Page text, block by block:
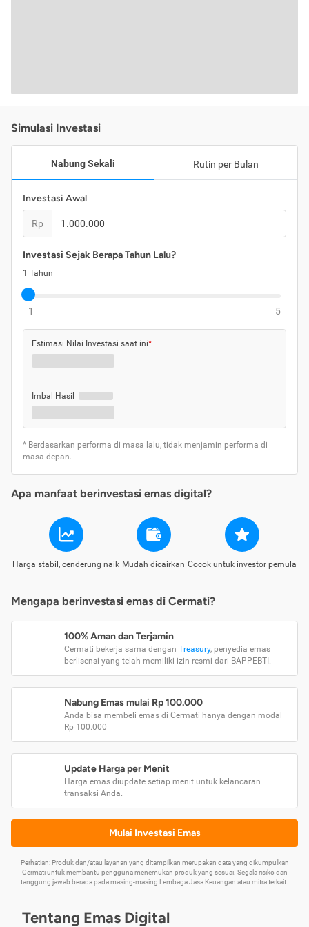
Simulasi Investasi
Nabung Sekali Rutin per Bulan
Investasi Awal
Rp
Investasi Sejak Berapa Tahun Lalu?
1 Tahun
1 5
Estimasi Nilai Investasi saat ini*
Imbal Hasil
* Berdasarkan performa di masa lalu, tidak menjamin performa di
masa depan.
Apa manfaat berinvestasi emas digital?
Harga stabil, cenderung naik Mudah dicairkan Cocok untuk investor pemula
Mengapa berinvestasi emas di Cermati?
100% Aman dan Terjamin
Cermati bekerja sama dengan Treasury, penyedia emas
berlisensi yang telah memiliki izin resmi dari BAPPEBTI.
Nabung Emas mulai Rp 100.000
Anda bisa membeli emas di Cermati hanya dengan modal
Rp 100.000
Update Harga per Menit
Harga emas diupdate setiap menit untuk kelancaran
transaksi Anda.
Mulai Investasi Emas
Perhatian: Produk dan/atau layanan yang ditampilkan merupakan data yang dikumpulkan
Cermati untuk membantu pengguna menemukan produk yang sesuai. Segala risiko dan
tanggung jawab berada pada masing-masing Lembaga Jasa Keuangan atau mitra terkait.
Tentang Emas Digital